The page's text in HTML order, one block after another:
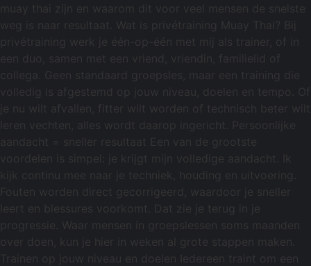
muay thai zijn en waarom dit voor veel mensen de snelste
weg is naar resultaat. Wat is privétraining Muay Thai? Bij
privétraining werk je één-op-één met mij als trainer, of in
een duo, samen met een vriend, vriendin, familielid of
collega. Geen standaard groepsles, maar een training die
volledig is afgestemd op jouw niveau, doelen en tempo. Of
je nu wilt afvallen, fitter wilt worden of technisch beter wilt
leren vechten, alles wordt daarop ingericht. Persoonlijke
aandacht = sneller resultaat Een van de grootste
voordelen is simpel: je krijgt mijn volledige aandacht. Ik
kijk continu mee naar je techniek, houding en uitvoering.
Fouten worden direct gecorrigeerd, waardoor je sneller
leert en blessures voorkomt. Dat zie je terug in je
progressie. Waar mensen in groepslessen soms maanden
over doen, kun je hier in weken al grote stappen maken.
Trainen op jouw niveau en doelen Iedereen traint om een